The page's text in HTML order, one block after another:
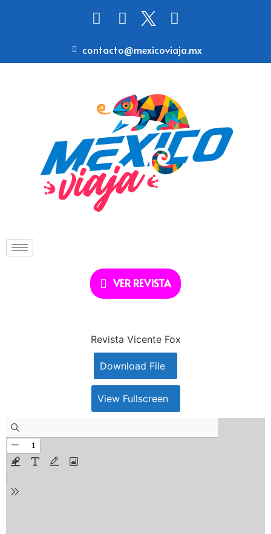
contacto@mexicoviaja.mx
VER REVISTA
Revista Vicente Fox
Download File
View Fullscreen